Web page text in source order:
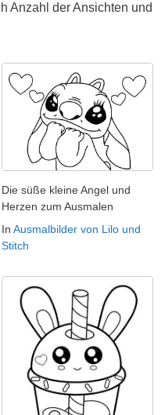
Anzahl der Ansichten und
Die süße kleine Angel und
Herzen zum Ausmalen
In Ausmalbilder von Lilo und
Stitch